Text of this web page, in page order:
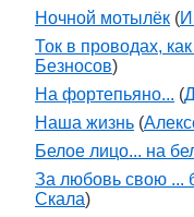
Ночной мотылёк (
Ток в проводах,
Безносов)
На фортепьяно... (
Наша жизнь (
Белое лицо... на
За любовь свою ...
Скала)